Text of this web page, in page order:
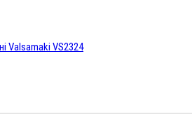
Valsamaki VS2324